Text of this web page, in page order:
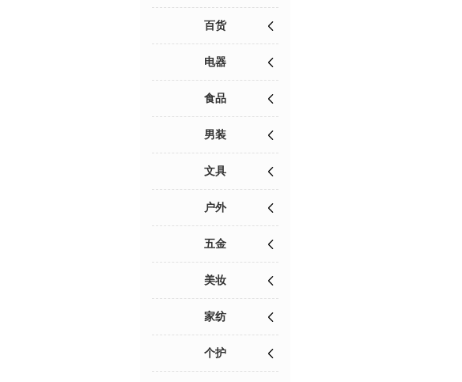
百货
电器
食品
男装
文具
户外
五金
美妆
家纺
个护